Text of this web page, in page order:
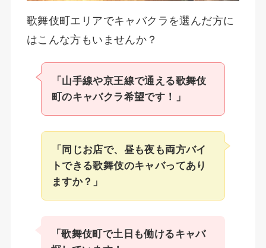
歌舞伎町エリアでキャバクラを選んだ方に
はこんな方もいませんか？
「山手線や京王線で通える歌舞伎
町のキャバクラ希望です！」
「同じお店で、昼も夜も両方バイ
トできる歌舞伎のキャバってあり
ますか？」
「歌舞伎町で土日も働けるキャバ